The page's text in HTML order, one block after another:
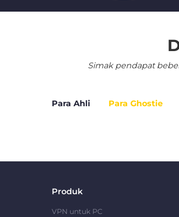
Simak pendapat
Para Ahli Para Ghostie
Produk
VPN untuk PC